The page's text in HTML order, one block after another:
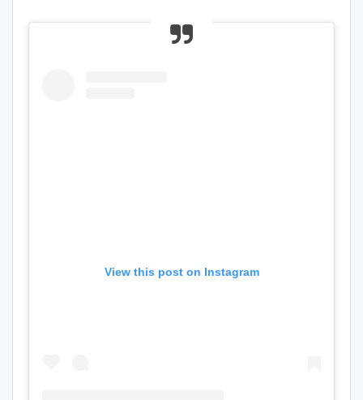
View this post on Instagram